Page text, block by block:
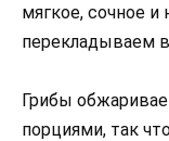
мягкое, сочное
перекладываем
Грибы
порциями, так